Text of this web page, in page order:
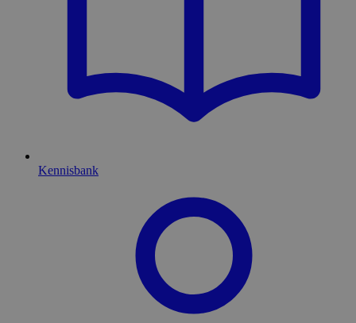
Kennisbank